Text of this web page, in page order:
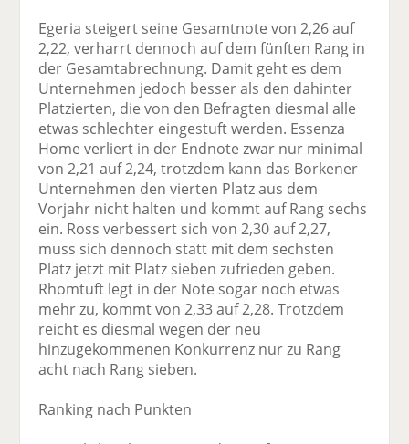
Egeria steigert seine Gesamtnote von 2,26 auf
2,22, verharrt dennoch auf dem fünften Rang in
der Gesamtabrechnung. Damit geht es dem
Unternehmen jedoch besser als den dahinter
Platzierten, die von den Befragten diesmal alle
etwas schlechter eingestuft werden. Essenza
Home verliert in der Endnote zwar nur minimal
von 2,21 auf 2,24, trotzdem kann das Borkener
Unternehmen den vierten Platz aus dem
Vorjahr nicht halten und kommt auf Rang sechs
ein. Ross verbessert sich von 2,30 auf 2,27,
muss sich dennoch statt mit dem sechsten
Platz jetzt mit Platz sieben zufrieden geben.
Rhomtuft legt in der Note sogar noch etwas
mehr zu, kommt von 2,33 auf 2,28. Trotzdem
reicht es diesmal wegen der neu
hinzugekommenen Konkurrenz nur zu Rang
acht nach Rang sieben.
Ranking nach Punkten